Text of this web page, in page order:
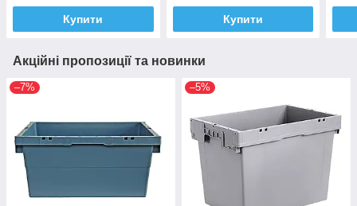
Купити Купити
Акційні пропозиції та новинки
–7% –5%